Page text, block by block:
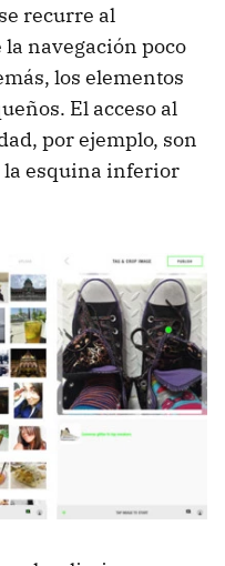
recurre al
navegación poco
los elementos
El acceso al
por ejemplo, son
esquina inferior